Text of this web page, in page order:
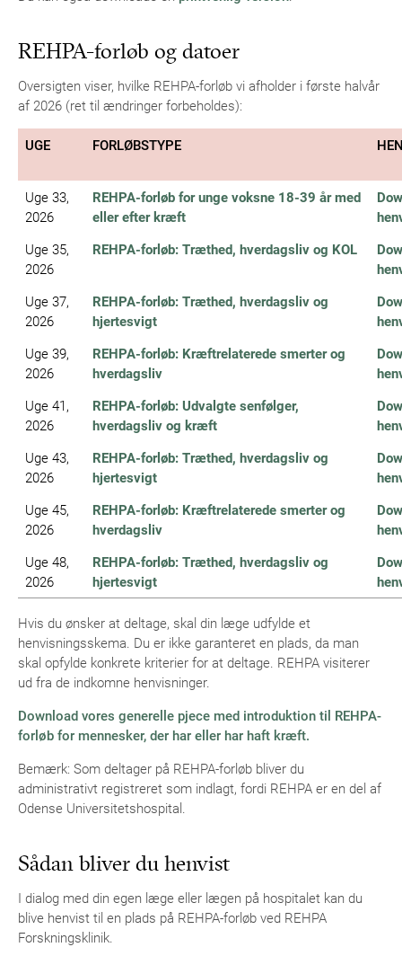
REHPA-forløb og datoer
Oversigten viser, hvilke REHPA-forløb vi afholder i første halvår
af 2026 (ret til ændringer forbeholdes):
UGE FORLØBSTYPE
Uge 33,
2026
REHPA-forløb for unge voksne 18-39 år med
eller efter kræft
Uge 35,
2026
REHPA-forløb: Træthed, hverdagsliv og KOL
Uge 37,
2026
REHPA-forløb: Træthed, hverdagsliv og
hjertesvigt
Uge 39,
2026
REHPA-forløb: Kræftrelaterede smerter og
hverdagsliv
Uge 41,
2026
REHPA-forløb: Udvalgte senfølger,
hverdagsliv og kræft
Uge 43,
2026
REHPA-forløb: Træthed, hverdagsliv og
hjertesvigt
Uge 45,
2026
REHPA-forløb: Kræftrelaterede smerter og
hverdagsliv
Uge 48,
2026
REHPA-forløb: Træthed, hverdagsliv og
hjertesvigt
Hvis du ønsker at deltage, skal din læge udfylde et
henvisningsskema. Du er ikke garanteret en plads, da man
skal opfylde konkrete kriterier for at deltage. REHPA visiterer
ud fra de indkomne henvisninger.
Download vores generelle pjece med introduktion til REHPA-
forløb for mennesker, der har eller har haft kræft.
Bemærk: Som deltager på REHPA-forløb bliver du
administrativt registreret som indlagt, fordi REHPA er en del af
Odense Universitetshospital.
Sådan bliver du henvist
I dialog med din egen læge eller lægen på hospitalet kan du
blive henvist til en plads på REHPA-forløb ved REHPA
Forskningsklinik.